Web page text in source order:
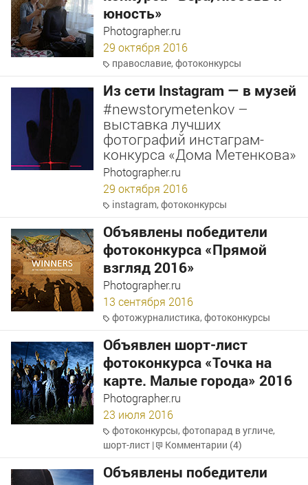
юность»
Photographer.ru
29 октября 2016
православие,фотоконкурсы
Из сети Instagram — в музей
#newstorymetenkov –
выставка лучших
фотографий инстаграм-
конкурса «Дома Метенкова»
Photographer.ru
29 октября 2016
instagram,фотоконкурсы
Объявлены победители
фотоконкурса «Прямой
взгляд­ 2016»
Photographer.ru
13 сентября 2016
фотожурналистика,фотоконкурсы
Объявлен шорт-лист
фотоконкурса «Точка на
карте. Малые города» 2016
Photographer.ru
23 июля 2016
фотоконкурсы,фотопарад в угличе,
шорт-лист | Комментарии (4)
Объявлены победители